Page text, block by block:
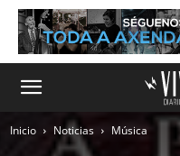
Inicio Noticias Música